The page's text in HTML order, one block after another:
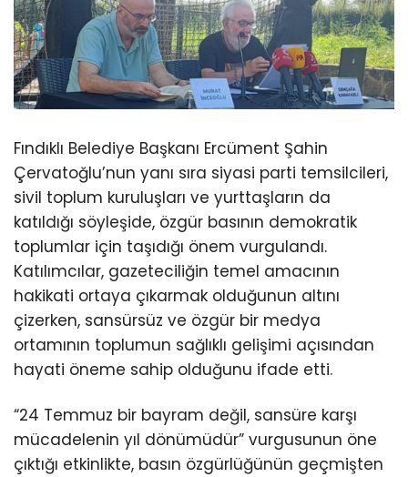
Fındıklı Belediye Başkanı Ercüment Şahin
Çervatoğlu’nun yanı sıra siyasi parti temsilcileri,
sivil toplum kuruluşları ve yurttaşların da
katıldığı söyleşide, özgür basının demokratik
toplumlar için taşıdığı önem vurgulandı.
Katılımcılar, gazeteciliğin temel amacının
hakikati ortaya çıkarmak olduğunun altını
çizerken, sansürsüz ve özgür bir medya
ortamının toplumun sağlıklı gelişimi açısından
hayati öneme sahip olduğunu ifade etti.
“24 Temmuz bir bayram değil, sansüre karşı
mücadelenin yıl dönümüdür” vurgusunun öne
çıktığı etkinlikte, basın özgürlüğünün geçmişten